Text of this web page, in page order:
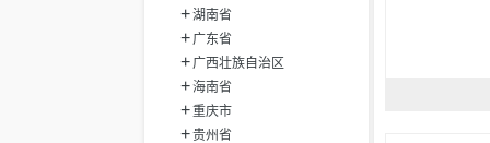
湖南省
广东省
广西壮族自治区
海南省
重庆市
贵州省